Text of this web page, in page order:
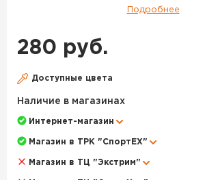
Area, то есть были разработаны
для форелевой рыбалки. Блесны
изгиб. Это обеспечивает дразнящую
акваториях. Приманки подходят для
поверхности и в толще воды. Модель
рыбе. Более легкие колебалки
подойдут для облавливания ближних
Подробнее
280 руб.
Доступные цвета
Наличие в магазинах
Интернет-магазин
Магазин в ТРК "СпортЕХ"
Магазин в ТЦ "Экстрим"